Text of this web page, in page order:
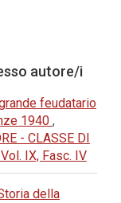
autore/i
feudatario
1940 ,
- CLASSE DI
IX, Fasc. IV
della